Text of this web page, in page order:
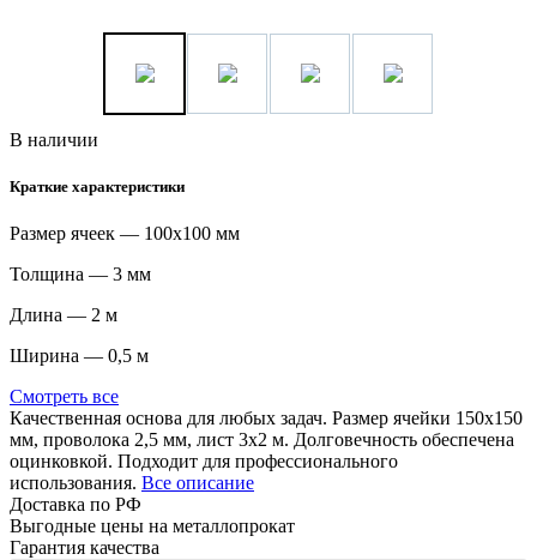
В наличии
Краткие характеристики
Размер ячеек — 100х100 мм
Толщина — 3 мм
Длина — 2 м
Ширина — 0,5 м
Смотреть все
Качественная основа для любых задач. Размер ячейки 150х150
мм, проволока 2,5 мм, лист 3х2 м. Долговечность обеспечена
оцинковкой. Подходит для профессионального
использования. Все описание
Доставка по РФ
Выгодные цены на металлопрокат
Гарантия качества